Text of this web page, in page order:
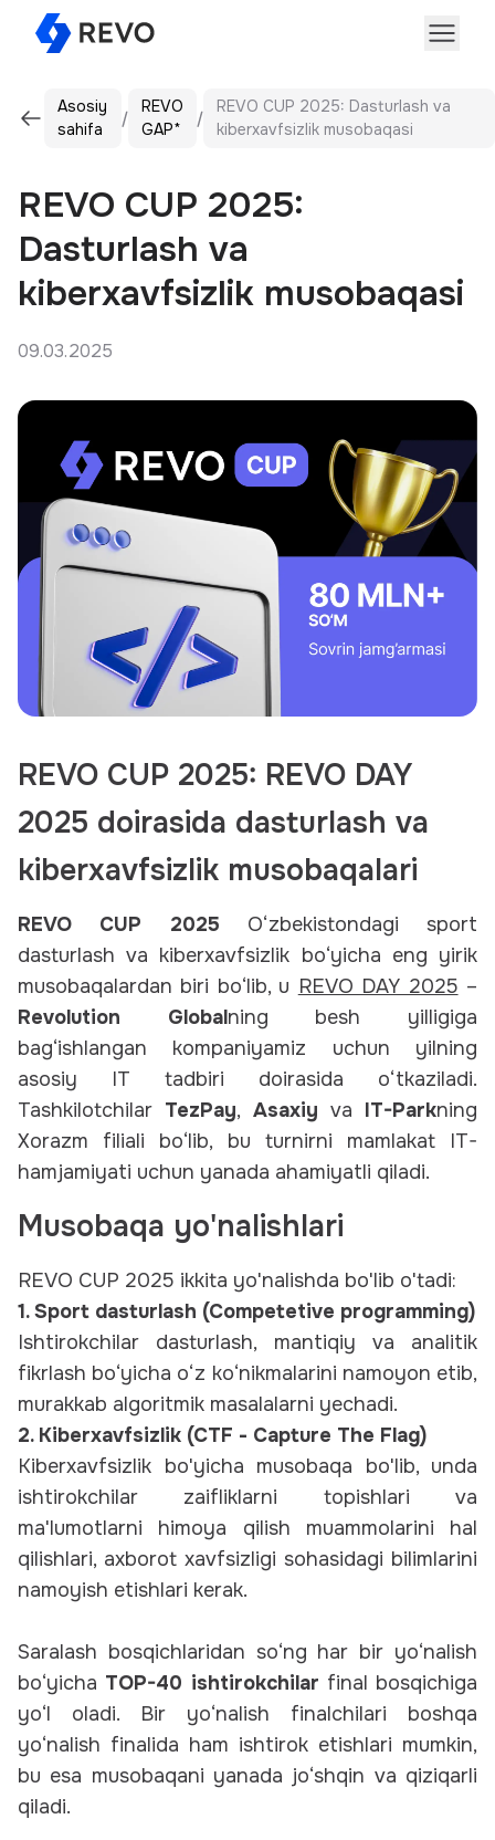
Asosiy
sahifa
REVO
GAP*
REVO CUP 2025: Dasturlash va
kiberxavfsizlik musobaqasi
REVO CUP 2025:
Dasturlash va
kiberxavfsizlik musobaqasi
09.03.2025
REVO CUP 2025: REVO DAY
2025 doirasida dasturlash va
kiberxavfsizlik musobaqalari
REVO CUP 2025 O‘zbekistondagi sport
dasturlash va kiberxavfsizlik bo‘yicha eng yirik
musobaqalardan biri bo‘lib, u REVO DAY 2025 –
Revolution Globalning besh yilligiga
bag‘ishlangan kompaniyamiz uchun yilning
asosiy IT tadbiri doirasida o‘tkaziladi.
Tashkilotchilar TezPay, Asaxiy va IT-Parkning
Xorazm filiali bo‘lib, bu turnirni mamlakat IT-
hamjamiyati uchun yanada ahamiyatli qiladi.
Musobaqa yo'nalishlari
REVO CUP 2025 ikkita yo'nalishda bo'lib o'tadi:
1. Sport dasturlash (Competetive programming)
Ishtirokchilar dasturlash, mantiqiy va analitik
fikrlash bo‘yicha o‘z ko‘nikmalarini namoyon etib,
murakkab algoritmik masalalarni yechadi.
2. Kiberxavfsizlik (CTF - Capture The Flag)
Kiberxavfsizlik bo'yicha musobaqa bo'lib, unda
ishtirokchilar zaifliklarni topishlari va
ma'lumotlarni himoya qilish muammolarini hal
qilishlari, axborot xavfsizligi sohasidagi bilimlarini
namoyish etishlari kerak.
Saralash bosqichlaridan so‘ng har bir yo‘nalish
bo‘yicha TOP-40 ishtirokchilar final bosqichiga
yo‘l oladi. Bir yo‘nalish finalchilari boshqa
yo‘nalish finalida ham ishtirok etishlari mumkin,
bu esa musobaqani yanada jo‘shqin va qiziqarli
qiladi.